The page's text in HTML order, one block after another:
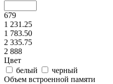
679
1 231.25
1 783.50
2 335.75
2 888
Цвет
белый
черный
Объем встроенной памяти